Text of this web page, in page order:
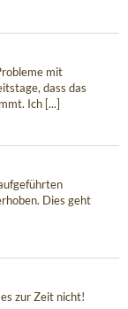
mit
dass das
Ich [...]
Dies geht
zur Zeit nicht!